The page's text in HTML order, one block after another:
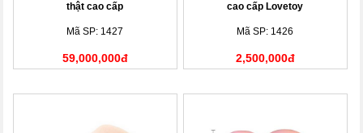
thật cao cấp
Mã SP: 1427
59,000,000đ
cao cấp Lovetoy
Mã SP: 1426
2,500,000đ